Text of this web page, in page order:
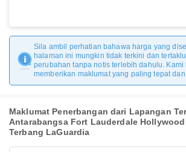
Sila ambil perhatian bahawa harga yang
halaman ini mungkin tidak terkini dan
perubahan tanpa notis terlebih dahulu. Kami
memberikan maklumat yang paling tepat
Maklumat Penerbangan dari Lapangan
Antarabangsa Fort Lauderdale
Terbang LaGuardia